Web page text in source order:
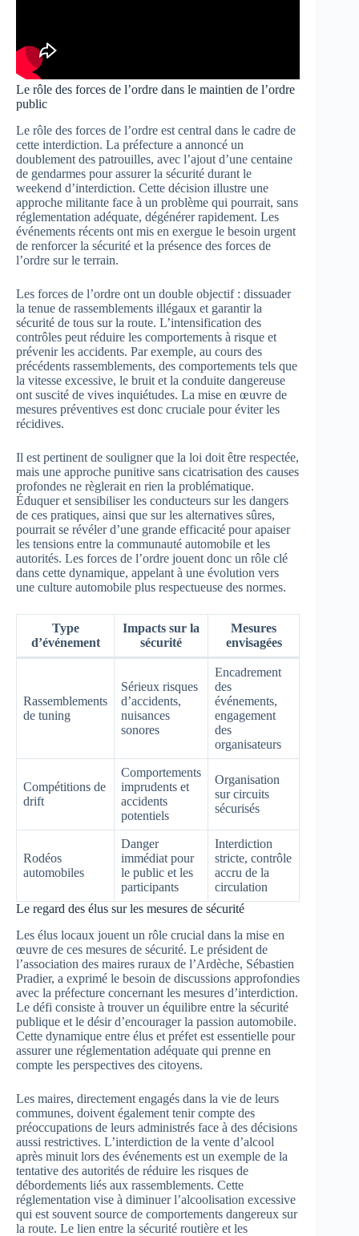
Le rôle des forces de l’ordre dans le maintien de l’ordre
public
Le rôle des forces de l’ordre est central dans le cadre de
cette interdiction. La préfecture a annoncé un
doublement des patrouilles, avec l’ajout d’une centaine
de gendarmes pour assurer la sécurité durant le
weekend d’interdiction. Cette décision illustre une
approche militante face à un problème qui pourrait, sans
réglementation adéquate, dégénérer rapidement. Les
événements récents ont mis en exergue le besoin urgent
de renforcer la sécurité et la présence des forces de
l’ordre sur le terrain.
Les forces de l’ordre ont un double objectif : dissuader
la tenue de rassemblements illégaux et garantir la
sécurité de tous sur la route. L’intensification des
contrôles peut réduire les comportements à risque et
prévenir les accidents. Par exemple, au cours des
précédents rassemblements, des comportements tels que
la vitesse excessive, le bruit et la conduite dangereuse
ont suscité de vives inquiétudes. La mise en œuvre de
mesures préventives est donc cruciale pour éviter les
récidives.
Il est pertinent de souligner que la loi doit être respectée,
mais une approche punitive sans cicatrisation des causes
profondes ne règlerait en rien la problématique.
Éduquer et sensibiliser les conducteurs sur les dangers
de ces pratiques, ainsi que sur les alternatives sûres,
pourrait se révéler d’une grande efficacité pour apaiser
les tensions entre la communauté automobile et les
autorités. Les forces de l’ordre jouent donc un rôle clé
dans cette dynamique, appelant à une évolution vers
une culture automobile plus respectueuse des normes.
Type
d’événement
Impacts sur la
sécurité
Mesures
envisagées
Rassemblements
de tuning
Sérieux risques
d’accidents,
nuisances
sonores
Encadrement
des
événements,
engagement
des
organisateurs
Compétitions de
drift
Comportements
imprudents et
accidents
potentiels
Organisation
sur circuits
sécurisés
Rodéos
automobiles
Danger
immédiat pour
le public et les
participants
Interdiction
stricte, contrôle
accru de la
circulation
Le regard des élus sur les mesures de sécurité
Les élus locaux jouent un rôle crucial dans la mise en
œuvre de ces mesures de sécurité. Le président de
l’association des maires ruraux de l’Ardèche, Sébastien
Pradier, a exprimé le besoin de discussions approfondies
avec la préfecture concernant les mesures d’interdiction.
Le défi consiste à trouver un équilibre entre la sécurité
publique et le désir d’encourager la passion automobile.
Cette dynamique entre élus et préfet est essentielle pour
assurer une réglementation adéquate qui prenne en
compte les perspectives des citoyens.
Les maires, directement engagés dans la vie de leurs
communes, doivent également tenir compte des
préoccupations de leurs administrés face à des décisions
aussi restrictives. L’interdiction de la vente d’alcool
après minuit lors des événements est un exemple de la
tentative des autorités de réduire les risques de
débordements liés aux rassemblements. Cette
réglementation vise à diminuer l’alcoolisation excessive
qui est souvent source de comportements dangereux sur
la route. Le lien entre la sécurité routière et les